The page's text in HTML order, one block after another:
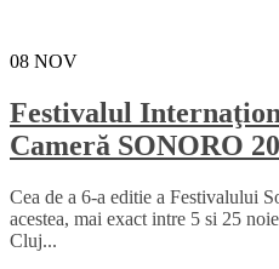
08 NOV
Festivalul
Cameră SONORO
Cea de a 6-a editie a Festivalului
acestea, mai exact intre 5 si 25
Cluj...